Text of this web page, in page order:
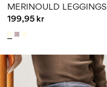
MERINOULD LEGGINGS
199,95 kr